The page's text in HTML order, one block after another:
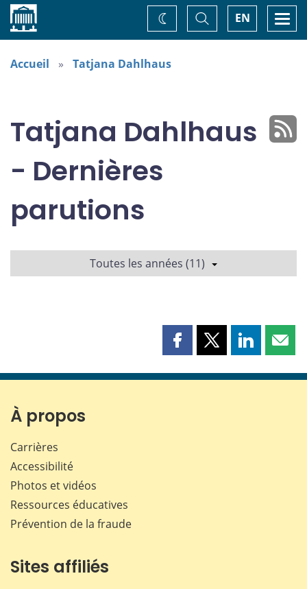
Accueil EN
Basculer
la
recherche
Changez
de
Accueil Tatjana Dahlhaus
Tatjana Dahlhaus
- Dernières
parutions
Toutes les années (11)
Partager
page
Partager
page
Partager
page page
À propos
Carrières
Accessibilité
Photos et vidéos
Ressources éducatives
Prévention de la fraude
Sites affiliés